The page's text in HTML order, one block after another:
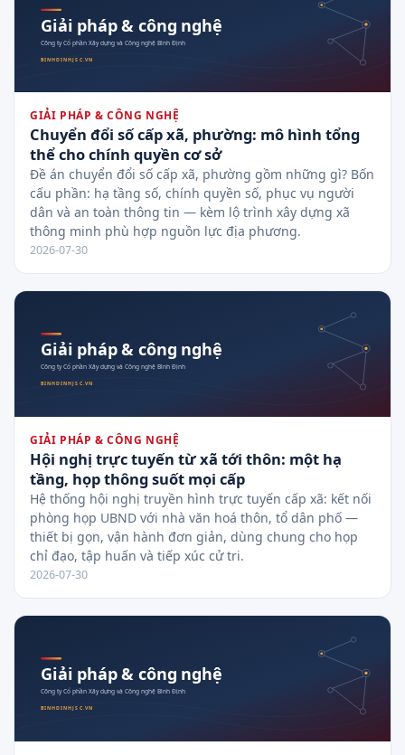
GIẢI PHÁP & CÔNG NGHỆ
Chuyển đổi số cấp xã, phường: mô hình tổng
thể cho chính quyền cơ sở
Đề án chuyển đổi số cấp xã, phường gồm những gì? Bốn
cấu phần: hạ tầng số, chính quyền số, phục vụ người
dân và an toàn thông tin — kèm lộ trình xây dựng xã
thông minh phù hợp nguồn lực địa phương.
2026-07-30
GIẢI PHÁP & CÔNG NGHỆ
Hội nghị trực tuyến từ xã tới thôn: một hạ
tầng, họp thông suốt mọi cấp
Hệ thống hội nghị truyền hình trực tuyến cấp xã: kết nối
phòng họp UBND với nhà văn hoá thôn, tổ dân phố —
thiết bị gọn, vận hành đơn giản, dùng chung cho họp
chỉ đạo, tập huấn và tiếp xúc cử tri.
2026-07-30